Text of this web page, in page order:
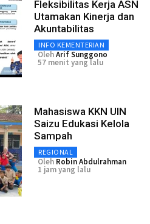
Fleksibilitas Kerja ASN
Utamakan Kinerja dan
Akuntabilitas
INFO KEMENTERIAN
OlehArif Sunggono
57 menit yang lalu
Mahasiswa KKN UIN
Saizu Edukasi Kelola
Sampah
REGIONAL
Oleh Robin Abdulrahman
1 jam yang lalu